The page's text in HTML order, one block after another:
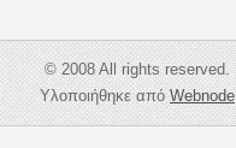
© 2008 All rights reserved.
Υλοποιήθηκε απόWebnode